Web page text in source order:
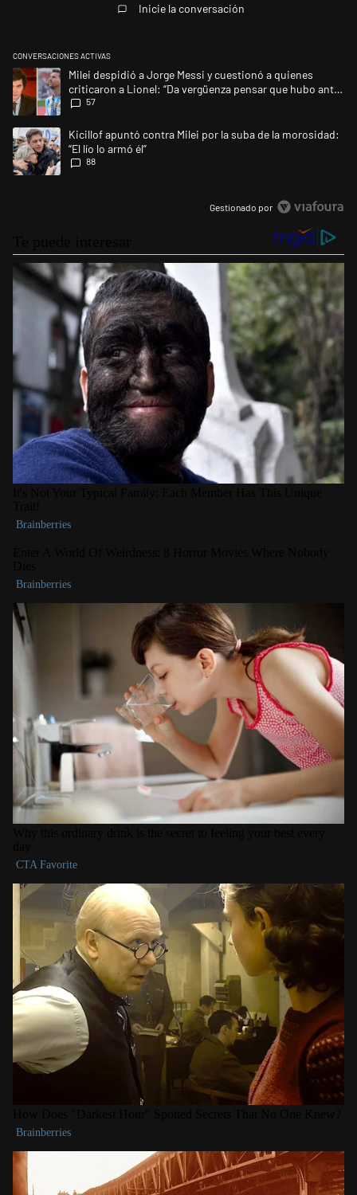
Inicie la conversación
CONVERSACIONES ACTIVAS
Este listado muestra los artículos con más comentarios en los últimos
Un artículo de tendencia con el título "Milei despidió a Jorge Messi y
Milei despidió a Jorge Messi y cuestionó a quienes
criticaron a Lionel: “Da vergüenza pensar que hubo anti-
Messi”
57
Un artículo de tendencia con el título "Kicillof apuntó contra Milei por
Kicillof apuntó contra Milei por la suba de la morosidad:
“El lío lo armó él”
88
Gestionado por